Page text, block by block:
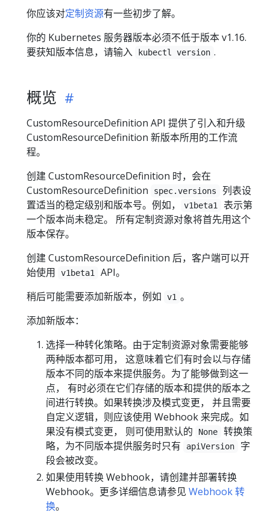
你应该对定制资源有一些初步了解。
你的 Kubernetes 服务器版本必须不低于版本 v1.16.
要获知版本信息，请输入
kubectl version .
概览
CustomResourceDefinition API 提供了引入和升级
CustomResourceDefinition 新版本所用的工作流
程。
创建 CustomResourceDefinition 时，会在
CustomResourceDefinition
spec.versions
列表设
置适当的稳定级别和版本号。例如，
v1beta1
表示第
一个版本尚未稳定。 所有定制资源对象将首先用这个
版本保存。
创建 CustomResourceDefinition 后，客户端可以开
始使用
v1beta1
API。
稍后可能需要添加新版本，例如
v1 。
添加新版本：
选择一种转化策略。由于定制资源对象需要能够
两种版本都可用， 这意味着它们有时会以与存储
版本不同的版本来提供服务。为了能够做到这一
点， 有时必须在它们存储的版本和提供的版本之
间进行转换。如果转换涉及模式变更， 并且需要
自定义逻辑，则应该使用 Webhook 来完成。如
果没有模式变更， 则可使用默认的
None
转换策
略，为不同版本提供服务时只有
apiVersion
字
段会被改变。
如果使用转换 Webhook，请创建并部署转换
Webhook。更多详细信息请参见 Webhook 转
换。